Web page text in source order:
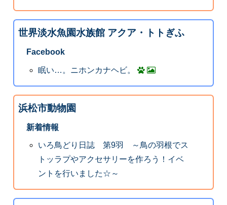
世界淡水魚園水族館 アクア・トトぎふ
Facebook
眠い…。ニホンカナヘビ。
浜松市動物園
新着情報
いろ鳥どり日誌 第9羽 ～鳥の羽根でス
トッラプやアクセサリーを作ろう！イベ
ントを行いました☆～